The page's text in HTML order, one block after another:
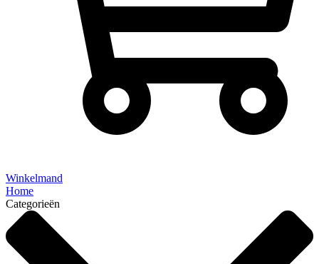
Winkelmand
Home
Categorieën